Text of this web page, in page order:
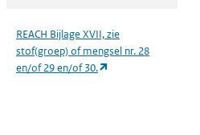
REACH Bijlage XVII, zie
stof(groep) of mengsel nr. 28
en/of 29 en/of 30.